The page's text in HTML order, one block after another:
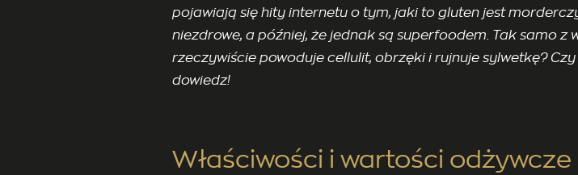
pojawiają się hity internetu o tym, jaki to gluten jest
niezdrowe, a później, że jednak są superfoodem. Tak samo z
rzeczywiście powoduje cellulit, obrzęki i rujnuje sylwetkę?
dowiedz!
Właściwości i wartości odżywcze